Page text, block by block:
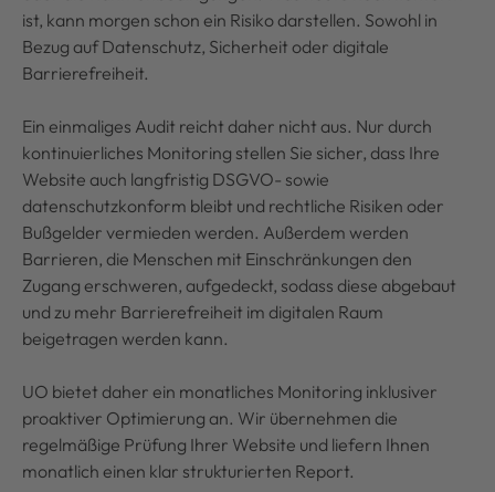
ist, kann morgen schon ein Risiko darstellen. Sowohl in
Bezug auf Datenschutz, Sicherheit oder digitale
Barrierefreiheit.
Ein einmaliges Audit reicht daher nicht aus. Nur durch
kontinuierliches Monitoring stellen Sie sicher, dass Ihre
Website auch langfristig DSGVO- sowie
datenschutzkonform bleibt und rechtliche Risiken oder
Bußgelder vermieden werden. Außerdem werden
Barrieren, die Menschen mit Einschränkungen den
Zugang erschweren, aufgedeckt, sodass diese abgebaut
und zu mehr Barrierefreiheit im digitalen Raum
beigetragen werden kann.
UO bietet daher ein monatliches Monitoring inklusiver
proaktiver Optimierung an. Wir übernehmen die
regelmäßige Prüfung Ihrer Website und liefern Ihnen
monatlich einen klar strukturierten Report.